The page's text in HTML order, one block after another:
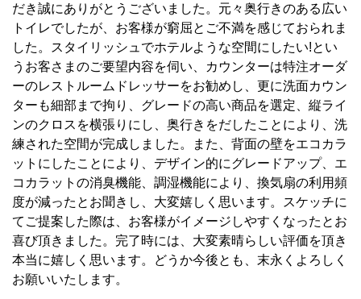
だき誠にありがとうございました。元々奥行きのある広い
トイレでしたが、お客様が窮屈とご不満を感じておられま
した。スタイリッシュでホテルような空間にしたい!とい
うお客さまのご要望内容を伺い、カウンターは特注オーダ
ーのレストルームドレッサーをお勧めし、更に洗面カウン
ターも細部まで拘り、グレードの高い商品を選定、縦ライ
ンのクロスを横張りにし、奥行きをだしたことにより、洗
練された空間が完成しました。また、背面の壁をエコカラ
ットにしたことにより、デザイン的にグレードアップ、エ
コカラットの消臭機能、調湿機能により、換気扇の利用頻
度が減ったとお聞きし、大変嬉しく思います。スケッチに
てご提案した際は、お客様がイメージしやすくなったとお
喜び頂きました。完了時には、大変素晴らしい評価を頂き
本当に嬉しく思います。どうか今後とも、末永くよろしく
お願いいたします。